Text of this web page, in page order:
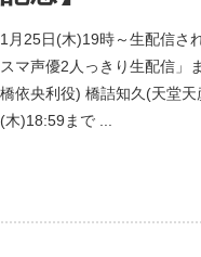
1月25日(木)19時～生配信さ
スマ声優2人っきり生配信」
橋依央利役) 橋詰知久(天堂
(木)18:59まで ...